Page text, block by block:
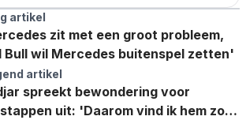
artikel
zit met een groot probleem,
Bull wil Mercedes buitenspel zetten'
artikel
spreekt bewondering voor
uit: 'Daarom vind ik hem zo